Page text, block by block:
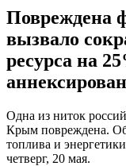
Повреждена
вызвало
ресурса на
Одна из ниток
Крым повреждена.
топлива и
четверг, 20 мая.